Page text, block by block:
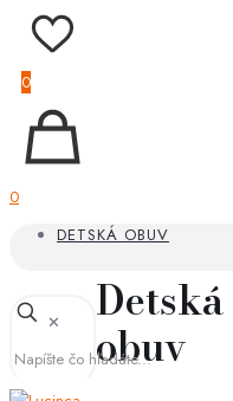
0
0
DETSKÁ OBUV
Detská
obuv
✕